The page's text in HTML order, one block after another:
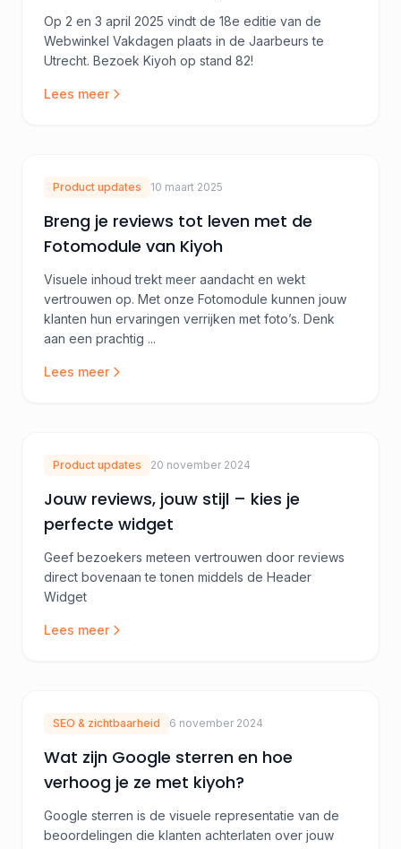
Op 2 en 3 april 2025 vindt de 18e editie van de
Webwinkel Vakdagen plaats in de Jaarbeurs te
Utrecht. Bezoek Kiyoh op stand 82!
Lees meer
Product updates 10 maart 2025
Breng je reviews tot leven met de
Fotomodule van Kiyoh
Visuele inhoud trekt meer aandacht en wekt
vertrouwen op. Met onze Fotomodule kunnen jouw
klanten hun ervaringen verrijken met foto’s. Denk
aan een prachtig ...
Lees meer
Product updates 20 november 2024
Jouw reviews, jouw stijl – kies je
perfecte widget
Geef bezoekers meteen vertrouwen door reviews
direct bovenaan te tonen middels de Header
Widget
Lees meer
SEO & zichtbaarheid 6 november 2024
Wat zijn Google sterren en hoe
verhoog je ze met kiyoh?
Google sterren is de visuele representatie van de
beoordelingen die klanten achterlaten over jouw